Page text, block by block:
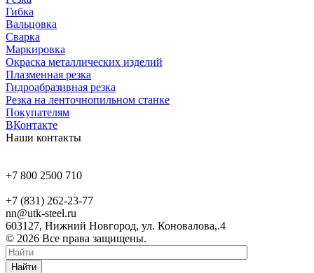
Гибка
Вальцовка
Сварка
Маркировка
Окраска металлических изделий
Плазменная резка
Гидроабразивная резка
Резка на ленточнопильном станке
Покупателям
ВКонтакте
Наши контакты
+7 800 2500 710
+7 (831) 262-23-77
nn@utk-steel.ru
603127, Нижний Новгород, ул. Коновалова,.4
© 2026 Все права защищены.
Найти